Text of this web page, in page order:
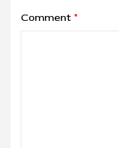
Comment *